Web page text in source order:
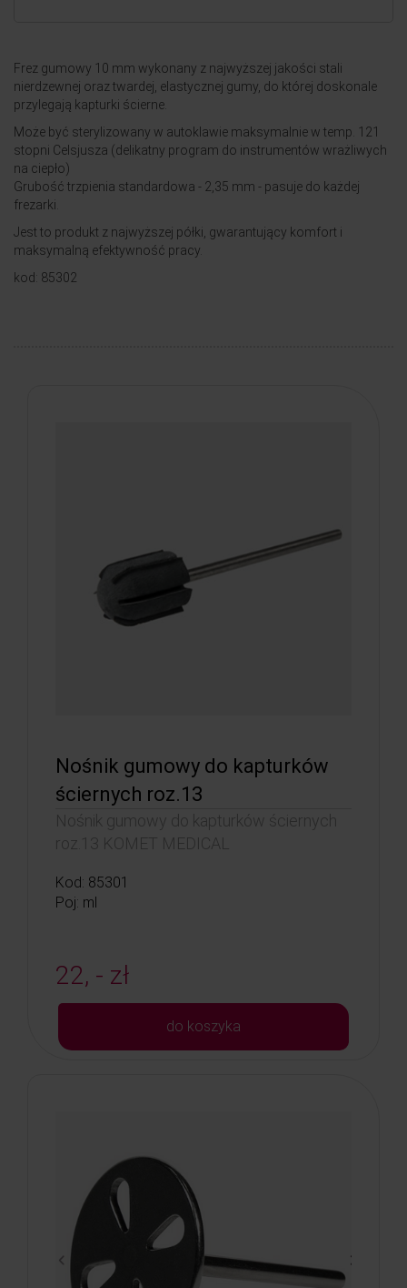
Frez gumowy 10 mm wykonany z najwyższej jakości stali
nierdzewnej oraz twardej, elastycznej gumy, do której doskonale
przylegają kapturki ścierne.
Może być sterylizowany w autoklawie maksymalnie w temp. 121
stopni Celsjusza (delikatny program do instrumentów wrażliwych
na ciepło)
Grubość trzpienia standardowa - 2,35 mm - pasuje do każdej
frezarki.
Jest to produkt z najwyższej półki, gwarantujący komfort i
maksymalną efektywność pracy.
kod: 85302
Nośnik gumowy do kapturków
ściernych roz.13
Nośnik gumowy do kapturków ściernych
roz.13 KOMET MEDICAL
Kod: 85301
Poj: ml
22, - zł
do koszyka